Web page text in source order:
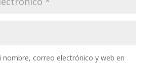
nombre, correo electrónico y web en